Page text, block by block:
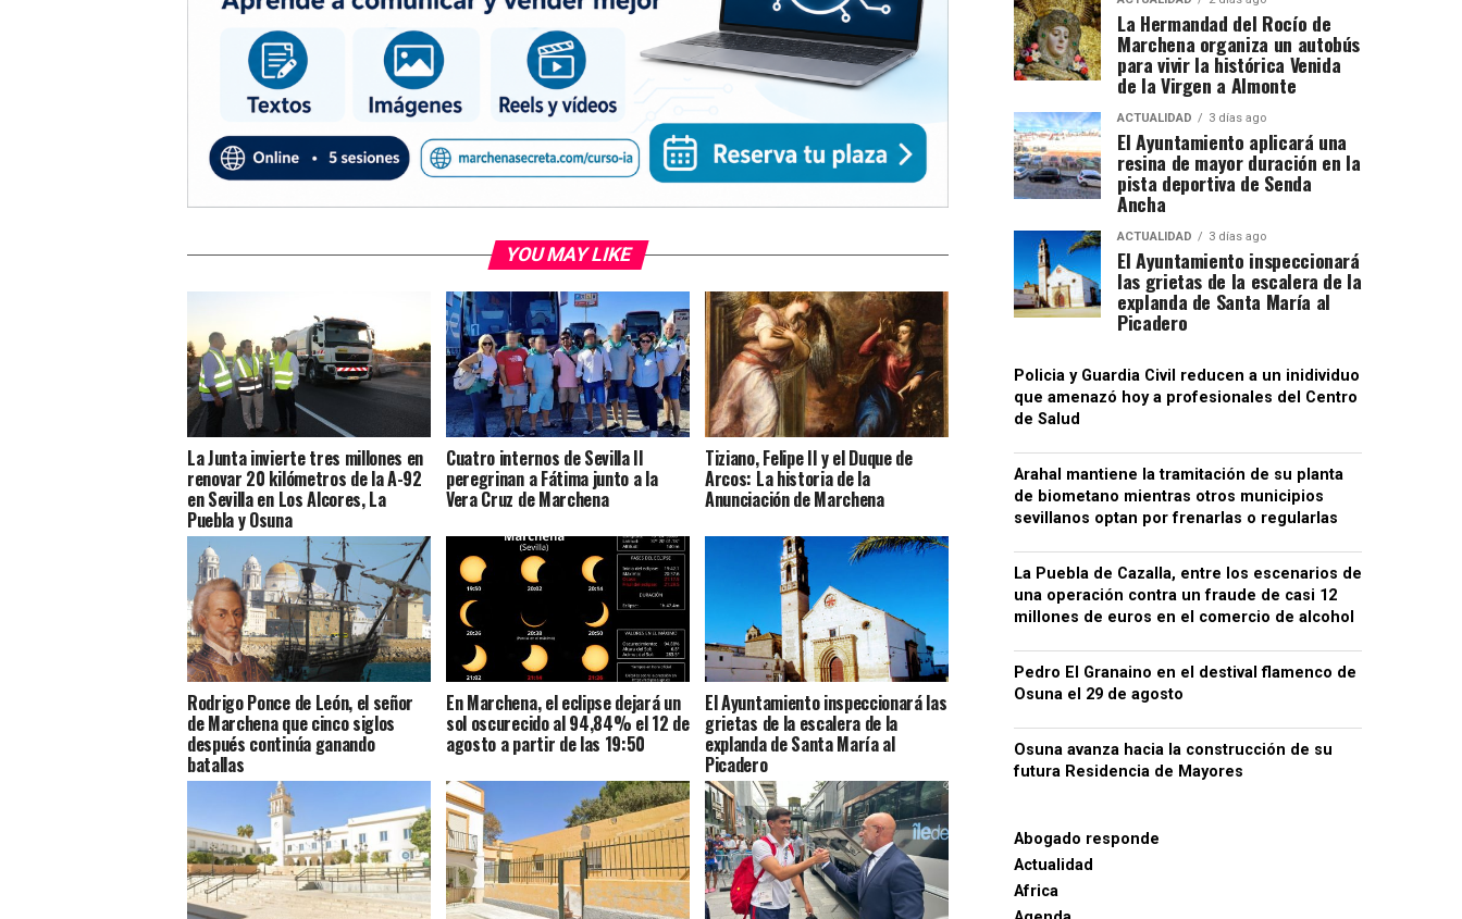
YOU MAY LIKE
La Junta invierte tres millones en
renovar 20 kilómetros de la A-92
en Sevilla en Los Alcores, La
Puebla y Osuna
Cuatro internos de Sevilla II
peregrinan a Fátima junto a la
Vera Cruz de Marchena
Tiziano, Felipe II y el Duque de
Arcos: La historia de la
Anunciación de Marchena
Rodrigo Ponce de León, el señor
de Marchena que cinco siglos
después continúa ganando
batallas
En Marchena, el eclipse dejará un
sol oscurecido al 94,84% el 12 de
agosto a partir de las 19:50
El Ayuntamiento inspeccionará las
grietas de la escalera de la
explanda de Santa María al
Picadero
La Hermandad del Rocío de
Marchena organiza un autobús
para vivir la histórica Venida
de la Virgen a Almonte
ACTUALIDAD 3 días ago
El Ayuntamiento aplicará una
resina de mayor duración en la
pista deportiva de Senda
Ancha
ACTUALIDAD 3 días ago
El Ayuntamiento inspeccionará
las grietas de la escalera de la
explanda de Santa María al
Picadero
Policia y Guardia Civil reducen a un inidividuo
que amenazó hoy a profesionales del Centro
de Salud
Arahal mantiene la tramitación de su planta
de biometano mientras otros municipios
sevillanos optan por frenarlas o regularlas
La Puebla de Cazalla, entre los escenarios de
una operación contra un fraude de casi 12
millones de euros en el comercio de alcohol
Pedro El Granaino en el destival flamenco de
Osuna el 29 de agosto
Osuna avanza hacia la construcción de su
futura Residencia de Mayores
Abogado responde
Actualidad
Africa